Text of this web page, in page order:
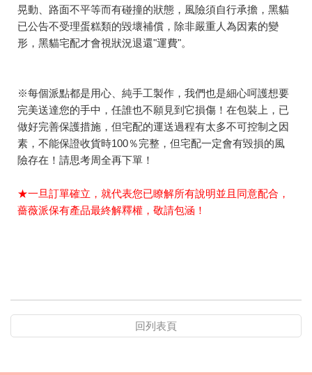
晃動、路面不平等而有碰撞的狀態，風險須自行承擔，黑貓
已公告不受理蛋糕類的毀壞補償，除非嚴重人為因素的變
形，黑貓宅配才會視狀況退還"運費"。
※每個派點都是用心、純手工製作，我們也是細心呵護想要
完美送達您的手中，任誰也不願見到它損傷！在包裝上，已
做好完善保護措施，但宅配的運送過程有太多不可控制之因
素，不能保證收貨時100％完整，但宅配一定會有毀損的風
險存在！請思考周全再下單！
★一旦訂單確立，就代表您已瞭解所有說明並且同意配合，
薔薇派保有產品最終解釋權，敬請包涵！
回列表頁